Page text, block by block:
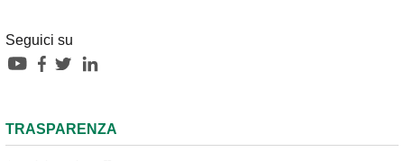
Seguici su
TRASPARENZA